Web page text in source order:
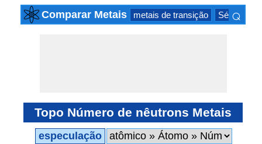
Comparar Metais metais de transição Série
⌕
Topo Número de nêutrons Metais
especulação